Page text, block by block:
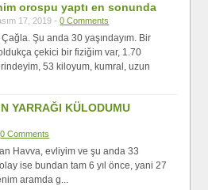
orospu yaptı en sonunda
17, 2019 -0 Comments
Şu anda 30 yaşındayım. Bir
çekici bir fiziğim var, 1.70
53 kiloyum, kumral, uzun
YARRAĞI KÜLODUMU
0 Comments
Havva, evliyim ve şu anda 33
ise bundan tam 6 yıl önce, yani 27
aramda g...